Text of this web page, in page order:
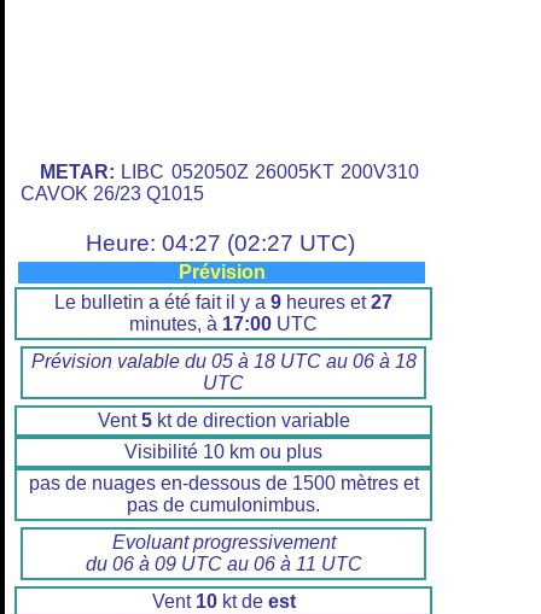
METAR: LIBC 052050Z 26005KT 200V310
CAVOK 26/23 Q1015
Heure: 04:27 (02:27 UTC)
Prévision
Le bulletin a été fait il y a 9 heures et27
minutes, à 17:00 UTC
Prévision valable du 05 à 18 UTC au 06 à 18
UTC
Vent5kt de direction variable
Visibilité 10 km ou plus
pas de nuages en-dessous de 1500 mètres et
pas de cumulonimbus.
Evoluant progressivement
du 06 à 09 UTC au 06 à 11 UTC
Vent 10kt de est